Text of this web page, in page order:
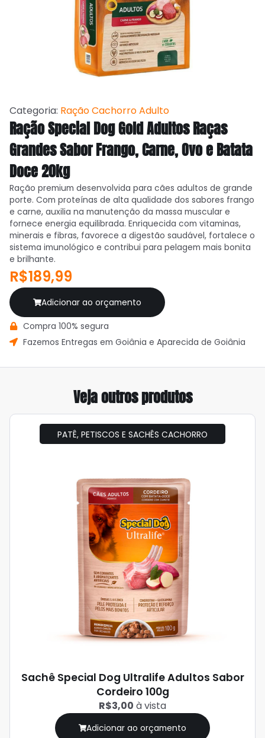
Categoria: Ração Cachorro Adulto
Ração Special Dog Gold Adultos Raças
Grandes Sabor Frango, Carne, Ovo e Batata
Doce 20kg
Ração premium desenvolvida para cães adultos de grande
porte. Com proteínas de alta qualidade dos sabores frango
e carne, auxilia na manutenção da massa muscular e
fornece energia equilibrada. Enriquecida com vitaminas,
minerais e fibras, favorece a digestão saudável, fortalece o
sistema imunológico e contribui para pelagem mais bonita
e brilhante.
R$189,99
Adicionar ao orçamento
Compra 100% segura
Fazemos Entregas em Goiânia e Aparecida de Goiânia
Veja outros produtos
PATÊ, PETISCOS E SACHÊS CACHORRO
Sachê Special Dog Ultralife Adultos Sabor
Cordeiro 100g
R$3,00 à vista
Adicionar ao orçamento